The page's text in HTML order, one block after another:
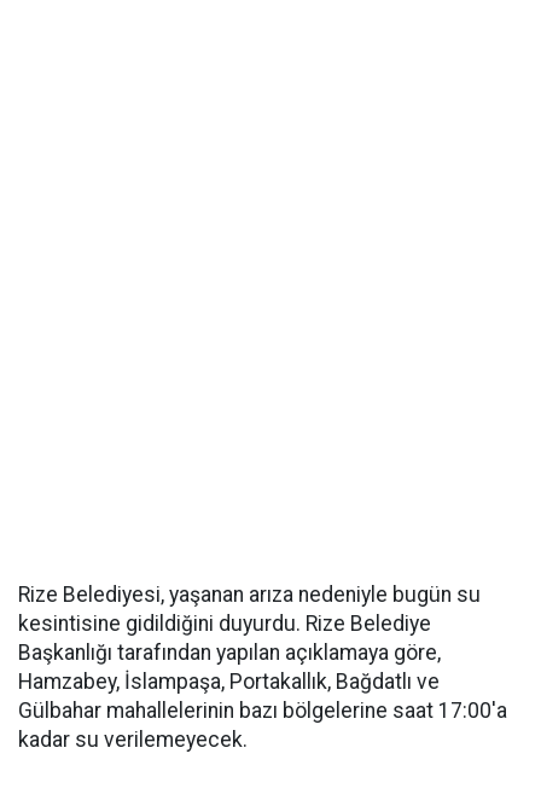
Rize Belediyesi, yaşanan arıza nedeniyle bugün su
kesintisine gidildiğini duyurdu. Rize Belediye
Başkanlığı tarafından yapılan açıklamaya göre,
Hamzabey, İslampaşa, Portakallık, Bağdatlı ve
Gülbahar mahallelerinin bazı bölgelerine saat 17:00'a
kadar su verilemeyecek.